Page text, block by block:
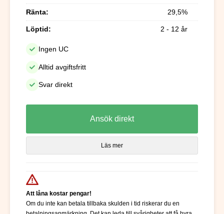
Ränta: 29,5%
Löptid: 2 - 12 år
Ingen UC
Alltid avgiftsfritt
Svar direkt
Ansök direkt
Läs mer
Att låna kostar pengar!
Om du inte kan betala tillbaka skulden i tid riskerar du en